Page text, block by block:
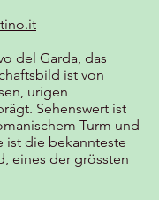
del Garda, das
ist von
urigen
Sehenswert ist
Turm und
ist die bekannteste
eines der grössten